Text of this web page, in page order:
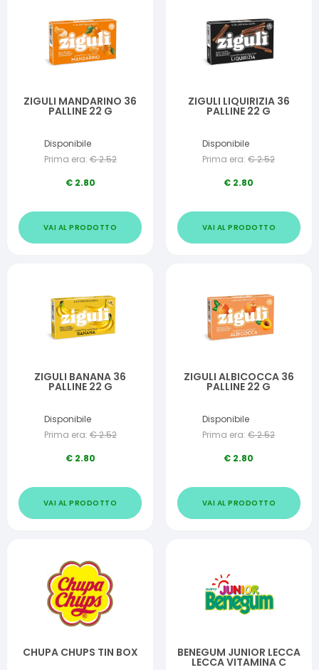
ZIGULI MANDARINO 36
PALLINE 22 G
Disponibile
Prima era: €2.52
€ 2.80
VAI AL PRODOTTO
ZIGULI LIQUIRIZIA 36
PALLINE 22 G
Disponibile
Prima era: €2.52
€ 2.80
VAI AL PRODOTTO
ZIGULI BANANA 36
PALLINE 22 G
Disponibile
Prima era: €2.52
€ 2.80
VAI AL PRODOTTO
ZIGULI ALBICOCCA 36
PALLINE 22 G
Disponibile
Prima era: €2.52
€ 2.80
VAI AL PRODOTTO
CHUPA CHUPS TIN BOX BENEGUM JUNIOR LECCA
LECCA VITAMINA C